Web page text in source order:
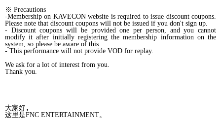
※ Precautions
-Membership on KAVECON website is required to issue discount coupons.
Please note that discount coupons will not be issued if you don't sign up.
- Discount coupons will be provided one per person, and you cannot
modify it after initially registering the membership information on the
system, so please be aware of this.
- This performance will not provide VOD for replay.
We ask for a lot of interest from you.
Thank you.
大家好，
这里是FNC ENTERTAINMENT。